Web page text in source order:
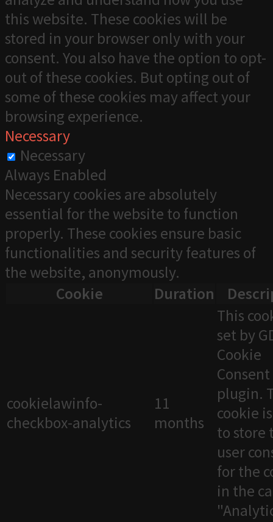
this website. These cookies will be
stored in your browser only with your
consent. You also have the option to opt-
out of these cookies. But opting out of
some of these cookies may affect your
browsing experience.
Necessary
Necessary
Always Enabled
Necessary cookies are absolutely
essential for the website to function
properly. These cookies ensure basic
functionalities and security features of
the website, anonymously.
Cookie
Duration
cookielawinfo-
checkbox-analytics
11
months
This
set by
Cookie
Consent
plugin.
cookie
to store
user
for the
in the